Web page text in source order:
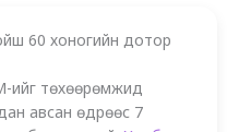
60 хоногийн дотор
ийг төхөөрөмжид
авсан өдрөөс 7